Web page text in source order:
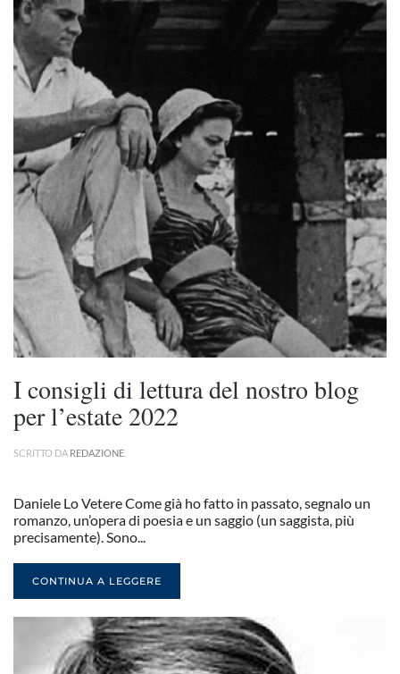
I consigli di lettura del nostro blog
per l’estate 2022
SCRITTO DA REDAZIONE
Daniele Lo Vetere Come già ho fatto in passato, segnalo un
romanzo, un’opera di poesia e un saggio (un saggista, più
precisamente). Sono...
CONTINUA A LEGGERE